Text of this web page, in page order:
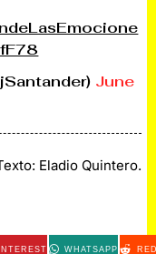
June
Eladio Quintero.
WHATSAPP